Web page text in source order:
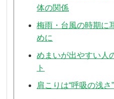
体の関係
梅雨・台風の時期に
めに
めまいが出やすい人
ト
肩こりは“呼吸の浅さ